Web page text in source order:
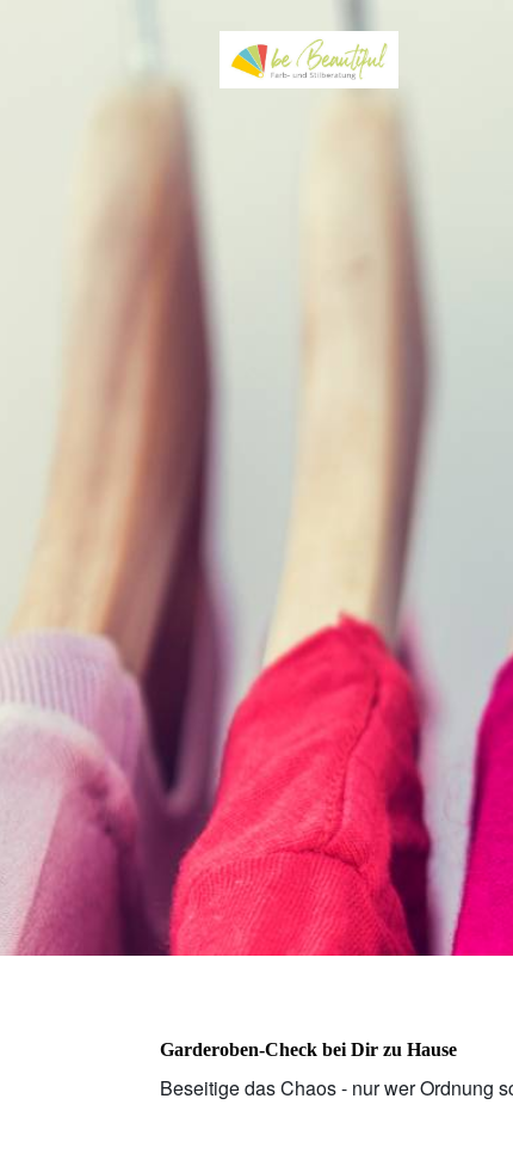
Garderoben-Check bei Dir zu Hause
Beseitige das Chaos - nur wer Ordnung